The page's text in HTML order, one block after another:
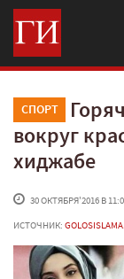
СПОРТ
вокруг
хиджабе
30 ОКТЯБРЯ'2016 В
ИСТОЧНИК: